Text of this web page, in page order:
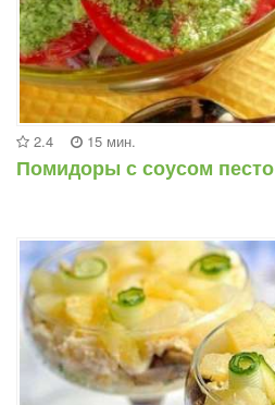
2.4 15 мин.
Помидоры с соусом песто